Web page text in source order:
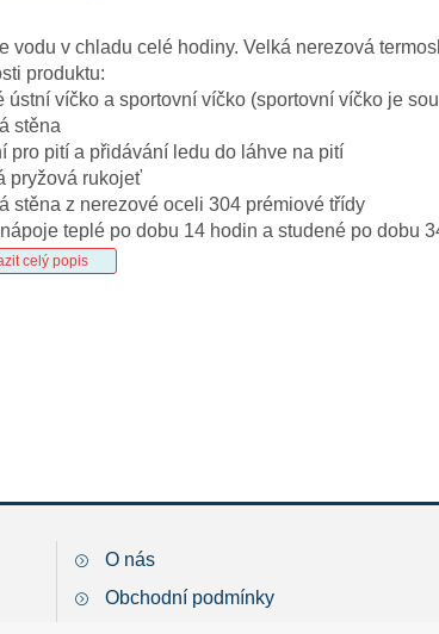
vodu v chladu celé hodiny. Velká nerezová
produktu:
ústní víčko a sportovní víčko (sportovní víčko je
stěna
pro pití a přidávání ledu do láhve na pití
pryžová rukojeť
stěna z nerezové oceli 304 prémiové třídy
teplé po dobu 14 hodin a studené po dobu
celý popis
O nás
Obchodní podmínky